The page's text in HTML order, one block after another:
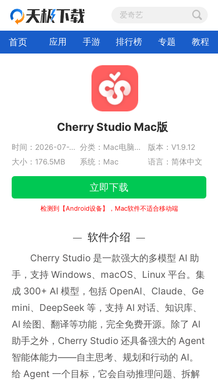
首页 应用 手游 排行榜 专题 教程
Cherry Studio Mac版
时间：2026-07-27 分类：Mac电脑AI软件
版本：V1.9.12
大小：176.5MB
系统：Mac 语言：简体中文
立即下载
检测到【Android设备】，Mac软件不适合移动端
软件介绍
Cherry Studio 是一款强大的多模型 AI 助
手，支持 Windows、macOS、Linux 平台。集
成 300+ AI 模型，包括 OpenAI、Claude、Ge
mini、DeepSeek 等，支持 AI 对话、知识库、
AI 绘图、翻译等功能，完全免费开源。除了 AI
助手之外，Cherry Studio 还具备强大的 Agent
智能体能力——自主思考、规划和行动的 AI。
给 Agent 一个目标，它会自动推理问题、拆解